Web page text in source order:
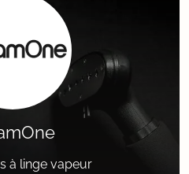
à linge vapeur